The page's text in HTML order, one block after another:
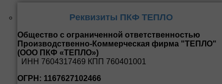
Реквизиты ПКФ ТЕПЛО
Общество с ограниченной ответственностью
Производственно-Коммерческая фирма "ТЕПЛО"
(ООО ПКФ «ТЕПЛО»)
ИНН 7604317469 КПП 760401001
ОГРН: 1167627102466